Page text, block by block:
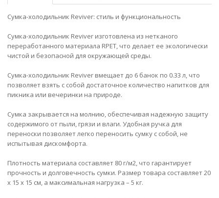
Сумка-холодильник Reviver: стиль и функциональность
Сумка-холодильник Reviver изготовлена из нетканого
переработанного материала RPET, что делает ее экологически
чистой и безопасной для окружающей среды.
Сумка-холодильник Reviver вмещает до 6 банок по 0.33 л, что
позволяет взять с собой достаточное количество напитков для
пикника или вечеринки на природе.
Сумка закрывается на молнию, обеспечивая надежную защиту
содержимого от пыли, грязи и влаги. Удобная ручка для
переноски позволяет легко переносить сумку с собой, не
испытывая дискомфорта.
Плотность материала составляет 80 г/м2, что гарантирует
прочность и долговечность сумки. Размер товара составляет 20
х 15 х 15 см, а максимальная нагрузка – 5 кг.